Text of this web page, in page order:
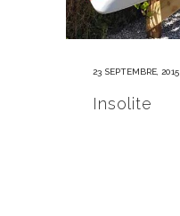
23 SEPTEMBRE, 2015
Insolite